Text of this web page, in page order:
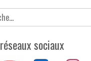
réseaux sociaux